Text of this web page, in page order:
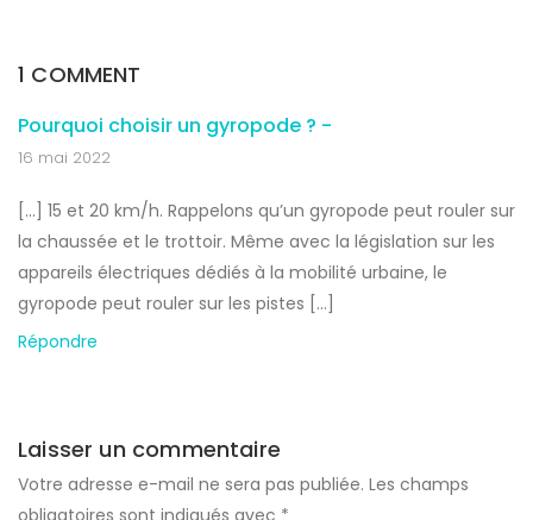
1 COMMENT
Pourquoi choisir un gyropode ? -
16 mai 2022
[…] 15 et 20 km/h. Rappelons qu’un gyropode peut rouler sur
la chaussée et le trottoir. Même avec la législation sur les
appareils électriques dédiés à la mobilité urbaine, le
gyropode peut rouler sur les pistes […]
Répondre
Laisser un commentaire
Votre adresse e-mail ne sera pas publiée. Les champs